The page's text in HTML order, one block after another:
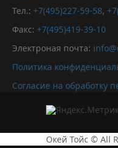
Тел.: +7(495)227-59-58,
Факс: +7(495)419-39-10
Электроная почта:
Политика
Согласие на обработку
Окей Тойс © All